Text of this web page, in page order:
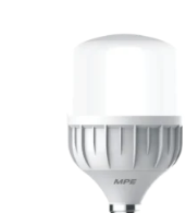
51,900₫.